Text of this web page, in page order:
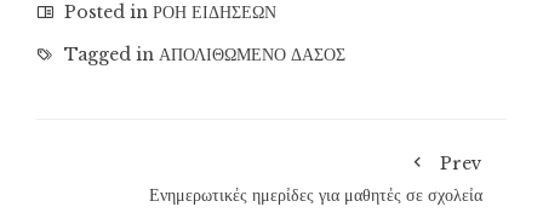
Posted in ΡΟΗ ΕΙΔΗΣΕΩΝ
Tagged in ΑΠΟΛΙΘΩΜΕΝΟ ΔΑΣΟΣ
Prev
Ενημερωτικἐς ημερἰδες για μαθητἐς σε σχολεἰα